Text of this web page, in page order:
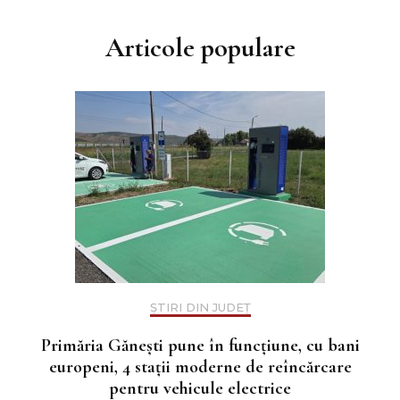
Articole populare
ȘTIRI DIN JUDEȚ
Primăria Gănești pune în funcțiune, cu bani
europeni, 4 stații moderne de reîncărcare
pentru vehicule electrice